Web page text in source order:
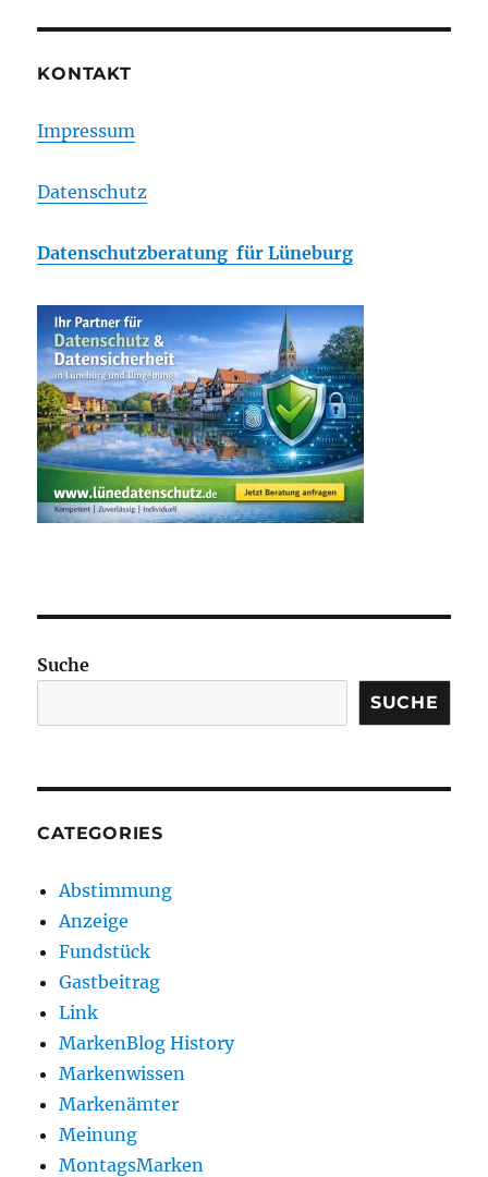
KONTAKT
Impressum
Datenschutz
Datenschutzberatung für Lüneburg
Suche
SUCHE
CATEGORIES
Abstimmung
Anzeige
Fundstück
Gastbeitrag
Link
MarkenBlog History
Markenwissen
Markenämter
Meinung
MontagsMarken